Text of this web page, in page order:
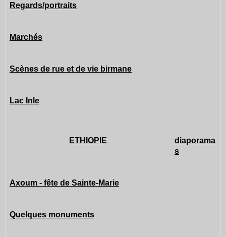
Regards/portraits
Marchés
Scènes de rue et de vie birmane
Lac Inle
ETHIOPIE
diaporama
s
Axoum - fête de Sainte-Marie
Quelques monuments